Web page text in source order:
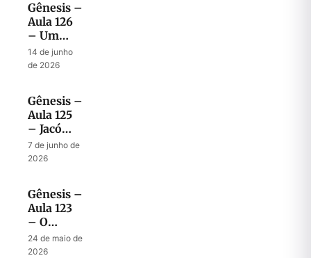
os filhos
Gênesis –
Aula 126
– Um
modelo
de bênção
geração
14 de junho
de 2026
Gênesis –
Aula 125
– Jacó
revela
seus
José
7 de junho de
2026
Gênesis –
Aula 123
– O
desafio
de ser
24 de maio de
2026